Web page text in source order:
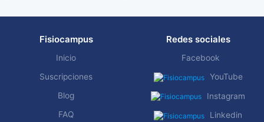
Fisiocampus
Inicio
Suscripciones
Blog
FAQ
Redes sociales
Facebook
YouTube
Instagram
Linkedin